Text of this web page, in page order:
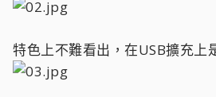
特色上不難看出，在USB擴充上